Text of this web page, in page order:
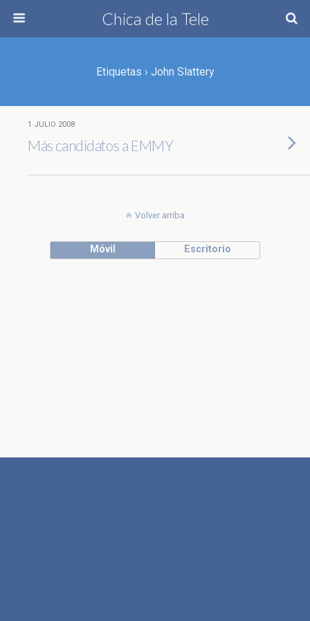
Chica de la Tele
Etiquetas › John Slattery
1 JULIO 2008
Más candidatos a EMMY
Volver arriba
Móvil Escritorio